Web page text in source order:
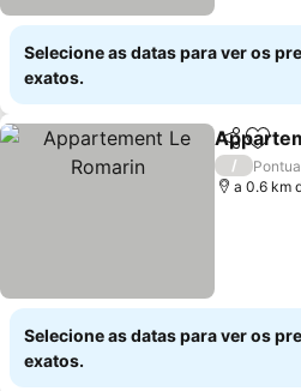
Selecione as datas para ver os
exatos.
Partilhar
/
a 0.6 km
Selecione as datas para ver os
exatos.